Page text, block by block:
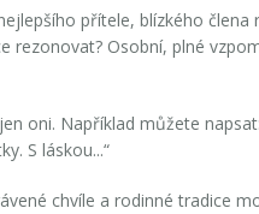
přítele, blízkého člena
rezonovat? Osobní, plné
oni. Například můžete
S láskou...“
chvíle a rodinné tradice